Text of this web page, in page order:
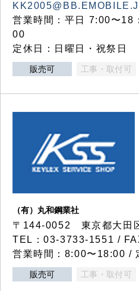
営業時間：平日 7:00〜
00
定休日：日曜日・祝祭日
販売可 工事・取付可
（有）丸和鋼業社
〒144-0052 東京都大田
TEL：03-3733-1551 /
営業時間：8:00〜18:00 /
販売可 工事・取付可